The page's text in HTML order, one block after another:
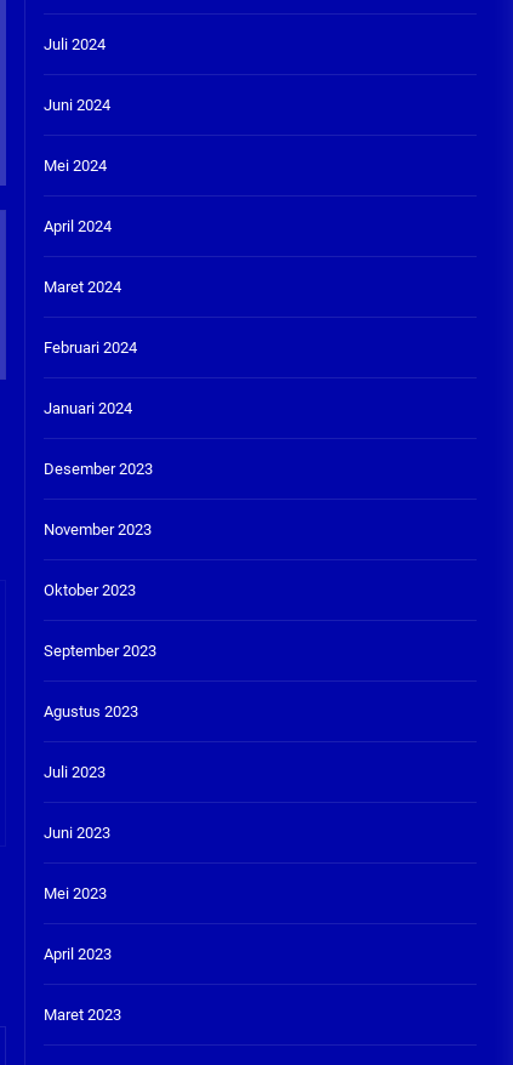
Juli 2024
Juni 2024
Mei 2024
April 2024
Maret 2024
Februari 2024
Januari 2024
Desember 2023
November 2023
Oktober 2023
September 2023
Agustus 2023
Juli 2023
Juni 2023
Mei 2023
April 2023
Maret 2023